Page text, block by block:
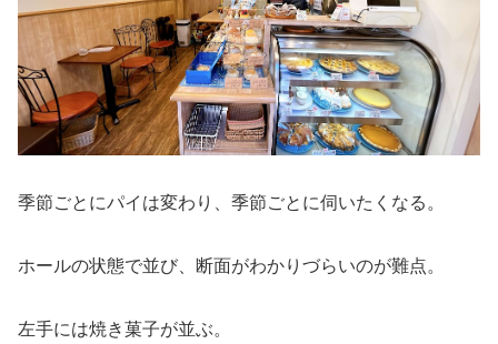
季節ごとにパイは変わり、季節ごとに伺いたくなる。
ホールの状態で並び、断面がわかりづらいのが難点。
左手には焼き菓子が並ぶ。